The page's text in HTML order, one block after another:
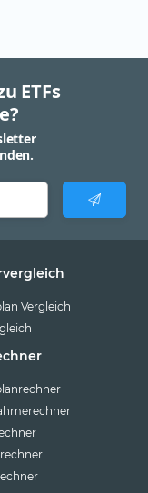
ETFs
Vergleich